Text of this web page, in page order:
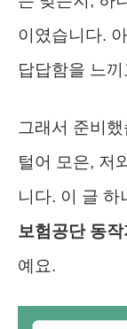
이였습니다.
답답함을 느
그래서 준비
털어 모은, 저
니다. 이 글 하
보험공단 동
예요.